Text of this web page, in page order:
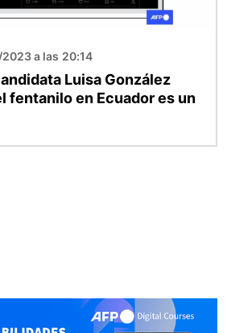
a las 20:14
Luisa González
fentanilo en Ecuador es un